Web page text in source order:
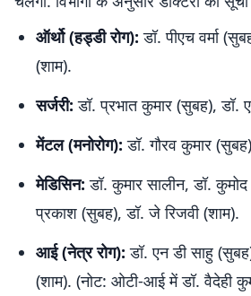
ऑर्थो (हड्डी रोग): डॉ. पीएच वर्मा
(शाम).
सर्जरी: डॉ. प्रभात कुमार (सुबह), डॉ.
मेंटल (मनोरोग): डॉ. गौरव कुमार
मेडिसिन: डॉ. कुमार सालीन, डॉ.
प्रकाश (सुबह), डॉ. जे रिजवी (शाम).
आई (नेत्र रोग): डॉ. एन डी साहु
(शाम). (नोट: ओटी-आई में डॉ. वैदेही